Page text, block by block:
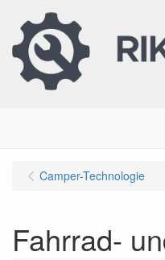
Camper-Technologie
Fahrrad-